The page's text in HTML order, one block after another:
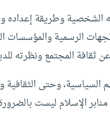
الشخصية وطريقة إعداده
الرسمية والمؤسسات
ثقافة المجتمع ونظرته
السياسية، وحتى
الإسلام ليست